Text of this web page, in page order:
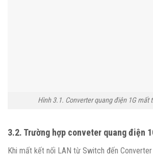
Hình 3.1. Converter quang điện 1G mất
3.2. Trường hợp conveter quang điện
Khi mất kết nối LAN từ Switch đến